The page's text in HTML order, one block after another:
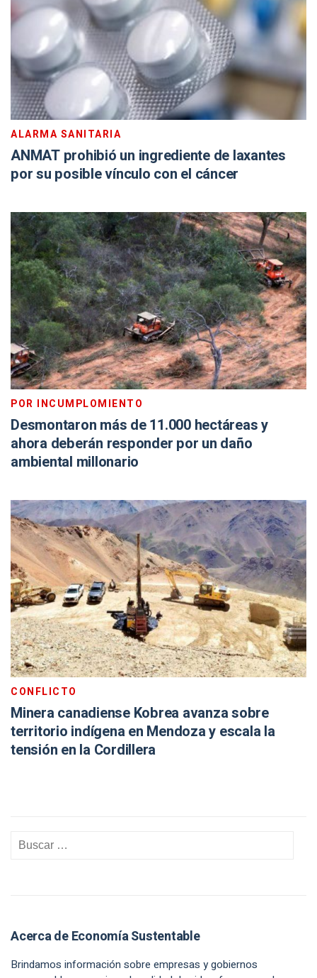
ALARMA SANITARIA
ANMAT prohibió un ingrediente de laxantes
por su posible vínculo con el cáncer
POR INCUMPLOMIENTO
Desmontaron más de 11.000 hectáreas y
ahora deberán responder por un daño
ambiental millonario
CONFLICTO
Minera canadiense Kobrea avanza sobre
territorio indígena en Mendoza y escala la
tensión en la Cordillera
Acerca de Economía Sustentable
Brindamos información sobre empresas y gobiernos